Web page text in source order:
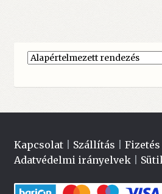
Kapcsolat| Szállítás Fizetés
Adatvédelmi irányelvek|